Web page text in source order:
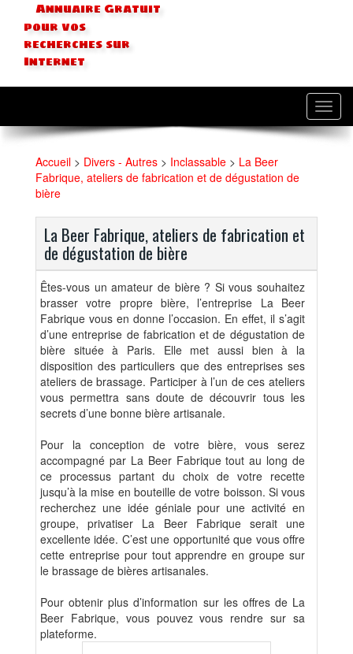
Annuaire Gratuit
pour vos
recherches sur
Internet
Accueil > Divers - Autres > Inclassable > La Beer
Fabrique, ateliers de fabrication et de dégustation de
bière
La Beer Fabrique, ateliers de fabrication et
de dégustation de bière
Êtes-vous un amateur de bière ? Si vous souhaitez
brasser votre propre bière, l’entreprise La Beer
Fabrique vous en donne l’occasion. En effet, il s’agit
d’une entreprise de fabrication et de dégustation de
bière située à Paris. Elle met aussi bien à la
disposition des particuliers que des entreprises ses
ateliers de brassage. Participer à l’un de ces ateliers
vous permettra sans doute de découvrir tous les
secrets d’une bonne bière artisanale.
Pour la conception de votre bière, vous serez
accompagné par La Beer Fabrique tout au long de
ce processus partant du choix de votre recette
jusqu’à la mise en bouteille de votre boisson. Si vous
recherchez une idée géniale pour une activité en
groupe, privatiser La Beer Fabrique serait une
excellente idée. C’est une opportunité que vous offre
cette entreprise pour tout apprendre en groupe sur
le brassage de bières artisanales.
Pour obtenir plus d’information sur les offres de La
Beer Fabrique, vous pouvez vous rendre sur sa
plateforme.